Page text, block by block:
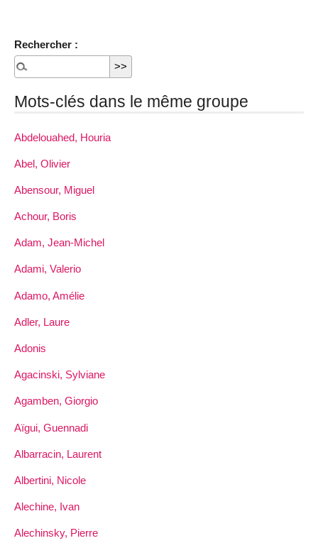
Rechercher :
Mots-clés dans le même groupe
Abdelouahed, Houria
Abel, Olivier
Abensour, Miguel
Achour, Boris
Adam, Jean-Michel
Adami, Valerio
Adamo, Amélie
Adler, Laure
Adonis
Agacinski, Sylviane
Agamben, Giorgio
Aïgui, Guennadi
Albarracin, Laurent
Albertini, Nicole
Alechine, Ivan
Alechinsky, Pierre